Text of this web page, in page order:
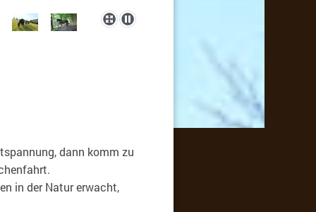
dann komm zu
in der Natur erwacht,